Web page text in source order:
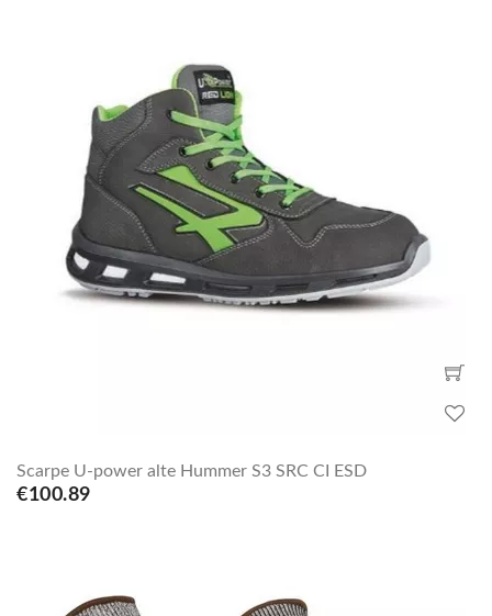
Scarpe U-power alte Hummer S3 SRC CI ESD
€100.89